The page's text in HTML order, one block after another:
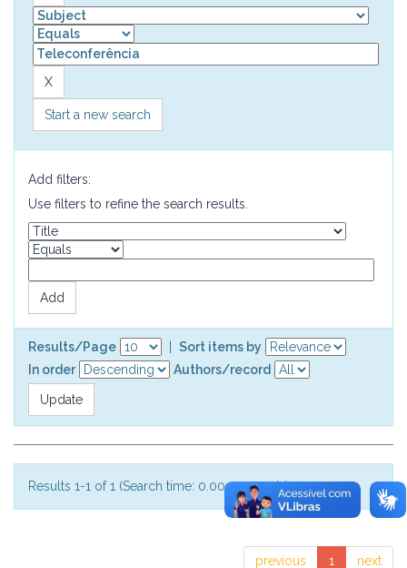
Start a new search
Add filters:
Use filters to refine the search results.
Results/Page
Sort items by
In order
Authors/record
Results 1-1 of 1 (Search time: 0.001 seconds).
previous 1 next